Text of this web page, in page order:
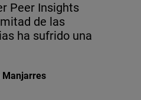
Peer Insights
de las
ha sufrido una
Manjarres
X on Reddit